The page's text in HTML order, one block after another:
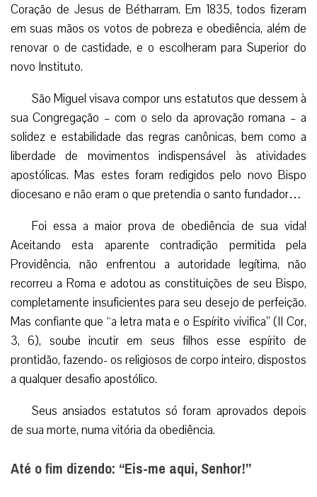
Coração de Jesus de Bétharram. Em 1835, todos fizeram
em suas mãos os votos de pobreza e obediência, além de
renovar o de castidade, e o escolheram para Superior do
novo Instituto.
São Miguel visava compor uns estatutos que dessem à
sua Congregação – com o selo da aprovação romana – a
solidez e estabilidade das regras canônicas, bem como a
liberdade de movimentos indispensável às atividades
apostólicas. Mas estes foram redigidos pelo novo Bispo
diocesano e não eram o que pretendia o santo fundador…
Foi essa a maior prova de obediência de sua vida!
Aceitando esta aparente contradição permitida pela
Providência, não enfrentou a autoridade legítima, não
recorreu a Roma e adotou as constituições de seu Bispo,
completamente insuficientes para seu desejo de perfeição.
Mas confiante que “a letra mata e o Espírito vivifica” (II Cor,
3, 6), soube incutir em seus filhos esse espírito de
prontidão, fazendo- os religiosos de corpo inteiro, dispostos
a qualquer desafio apostólico.
Seus ansiados estatutos só foram aprovados depois
de sua morte, numa vitória da obediência.
Até o fim dizendo: “Eis-me aqui, Senhor!”